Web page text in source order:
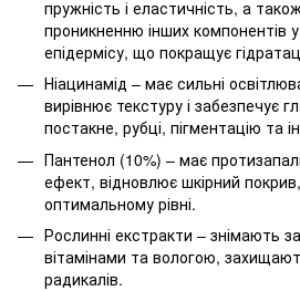
пружність і еластичність, а
проникненню інших компонентів
епідермісу, що покращує
Ніацинамід – має сильні
вирівнює текстуру і забезпечує
постакне, рубці, пігментацію та
Пантенол (10%) – має
ефект, відновлює шкірний
оптимальному рівні.
Рослинні екстракти – знімають
вітамінами та вологою,
радикалів.